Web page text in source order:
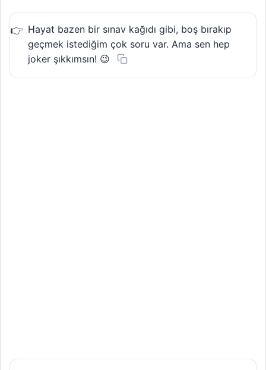
Hayat bazen bir sınav kağıdı gibi, boş bırakıp
geçmek istediğim çok soru var. Ama sen hep
joker şıkkımsın! 😉